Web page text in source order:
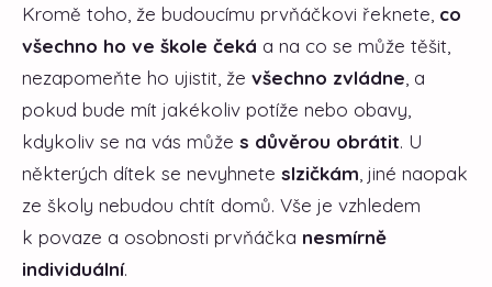
Kromě toho, že budoucímu prvňáčkovi řeknete, co
všechno ho ve škole čeká a na co se může těšit,
nezapomeňte ho ujistit, že všechno zvládne, a
pokud bude mít jakékoliv potíže nebo obavy,
kdykoliv se na vás může s důvěrou obrátit. U
některých dítek se nevyhnete slzičkám, jiné naopak
ze školy nebudou chtít domů. Vše je vzhledem
k povaze a osobnosti prvňáčka nesmírně
individuální.